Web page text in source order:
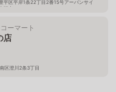
平区平岸1条22丁目2番15号アーバンサイ
橋内
ーマート
店
区澄川2条3丁目